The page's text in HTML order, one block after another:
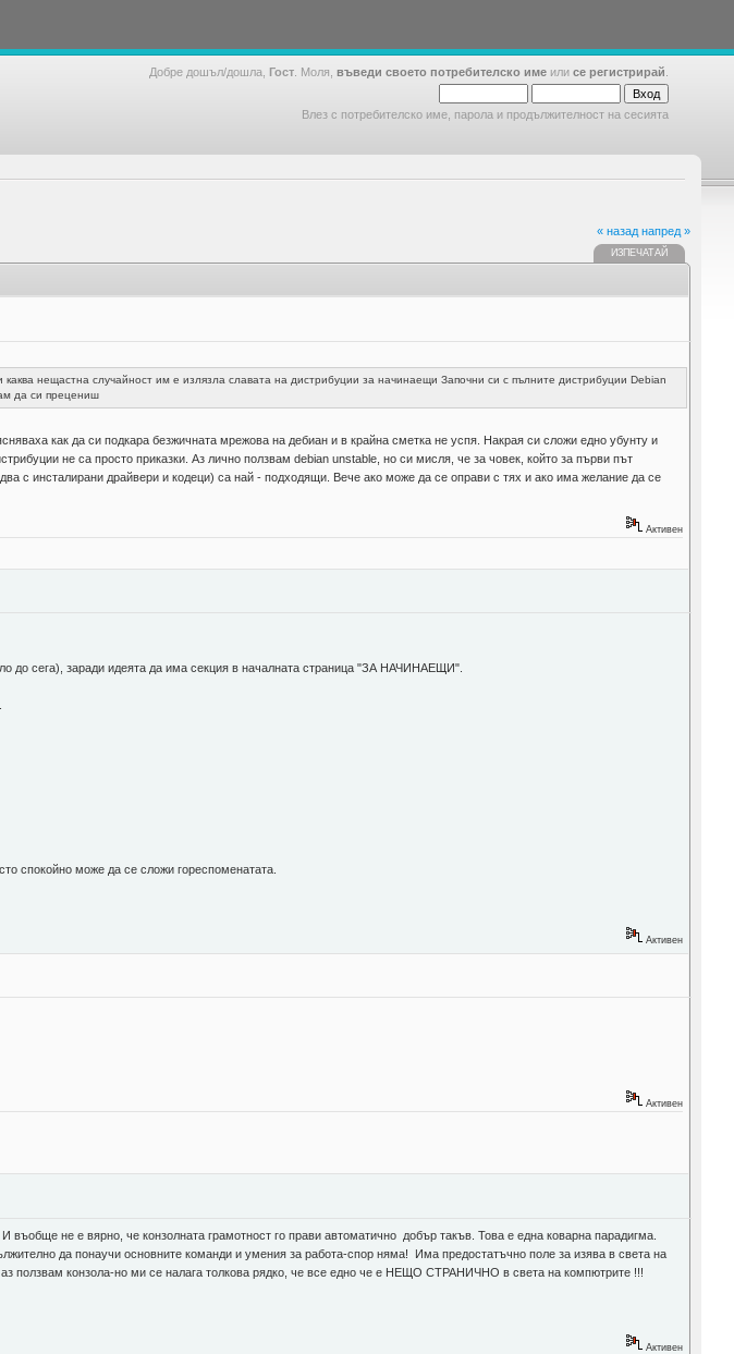
Добре дошъл/дошла, Гост . Моля, въведи своето потребителско име или се регистрирай
Влез с потребителско име, парола и продължителност на сесията
« назад напред »
ИЗПЕЧАТАЙ
нещастна случайност им е излязла славата на дистрибуции за начинаещи Започни си с пълните дистрибуции Debian
да си прецениш
как да си подкара безжичната мрежова на дебиан и в крайна сметка не успя. Накрая си сложи едно убунту и
не са просто приказки. Аз лично ползвам debian unstable, но си мисля, че за човек, който за първи път
с инсталирани драйвери и кодеци) са най - подходящи. Вече ако може да се оправи с тях и ако има желание да се
Активен
до сега), заради идеята да има секция в началната страница "ЗА НАЧИНАЕЩИ".
спокойно може да се сложи гореспоменатата.
Активен
Активен
не е вярно, че конзолната грамотност го прави автоматично добър такъв. Това е една коварна парадигма.
да понаучи основните команди и умения за работа-спор няма! Има предостатъчно поле за изява в света на
ползвам конзола-но ми се налага толкова рядко, че все едно че е НЕЩО СТРАНИЧНО в света на компютрите !!!
Активен